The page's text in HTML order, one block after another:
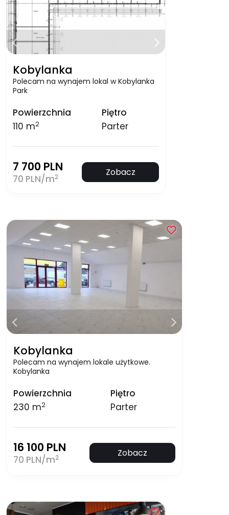
Kobylanka
Polecam na wynajem lokal w Kobylanka
Park
Powierzchnia
110 m2
Piętro
Parter
7 700 PLN
70 PLN/m2 Zobacz
Kobylanka
Polecam na wynajem lokale użytkowe.
Kobylanka
Powierzchnia
230 m2
Piętro
Parter
16 100 PLN
70 PLN/m2 Zobacz